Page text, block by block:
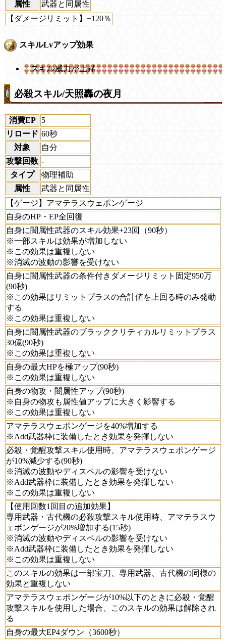
属性
武器と同属性
【ダメージリミット】+120％
スキルLvアップ効果
スキル威力が上昇
必殺スキル/天照轟の夜月
消費EP
5
リロード 60秒
対象
自分
攻撃回数 -
タイプ
物理補助
属性
武器と同属性
【ゲージ】アマテラスウェポンゲージ
自身のHP・EP全回復
自身に闇属性武器のスキル効果+23回（90秒）
※一部スキルは効果が増加しない
※この効果は重複しない
※消滅の波動の影響を受けない
自身に闇属性武器の条件付きダメージリミット固定950万
(90秒)
※この効果はリミットプラスの合計値を上回る時のみ発動
する
※この効果は重複しない
自身に闇属性武器のブラッククリティカルリミットプラス
30億(90秒)
※この効果は重複しない
自身の最大HPを極アップ(90秒)
※この効果は重複しない
自身の物攻・闇属性アップ(90秒)
※自身の物攻も属性値アップに大きく影響する
※この効果は重複しない
アマテラスウェポンゲージを40%増加する
※Add武器枠に装備したとき効果を発揮しない
必殺・覚醒攻撃スキル使用時、アマテラスウェポンゲージ
が10%減少する(90秒)
※消滅の波動やディスペルの影響を受けない
※Add武器枠に装備したとき効果を発揮しない
※この効果は重複しない
【使用回数1回目の追加効果】
専用武器・古代機の必殺攻撃スキル使用時、アマテラスウ
ェポンゲージが20%増加する(15秒)
※消滅の波動やディスペルの影響を受けない
※Add武器枠に装備したとき効果を発揮しない
※この効果は重複しない
このスキルの効果は一部宝刀、専用武器、古代機の同様の
効果と重複しない
アマテラスウェポンゲージが10%以下のときに必殺・覚醒
攻撃スキルを使用した場合、このスキルの効果は解除され
る
自身の最大EP4ダウン（3600秒）